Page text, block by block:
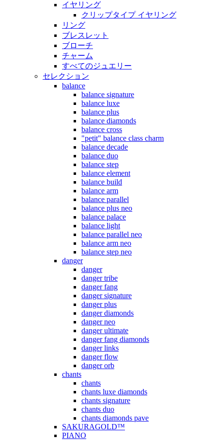
イヤリング
クリップタイプ イヤリング
リング
ブレスレット
ブローチ
チャーム
すべてのジュエリー
セレクション
balance
balance signature
balance luxe
balance plus
balance diamonds
balance cross
"petit" balance class charm
balance decade
balance duo
balance step
balance element
balance build
balance arm
balance parallel
balance plus neo
balance palace
balance light
balance parallel neo
balance arm neo
balance step neo
danger
danger
danger tribe
danger fang
danger signature
danger plus
danger diamonds
danger neo
danger ultimate
danger fang diamonds
danger links
danger flow
danger orb
chants
chants
chants luxe diamonds
chants signature
chants duo
chants diamonds pave
SAKURAGOLD™
PIANO